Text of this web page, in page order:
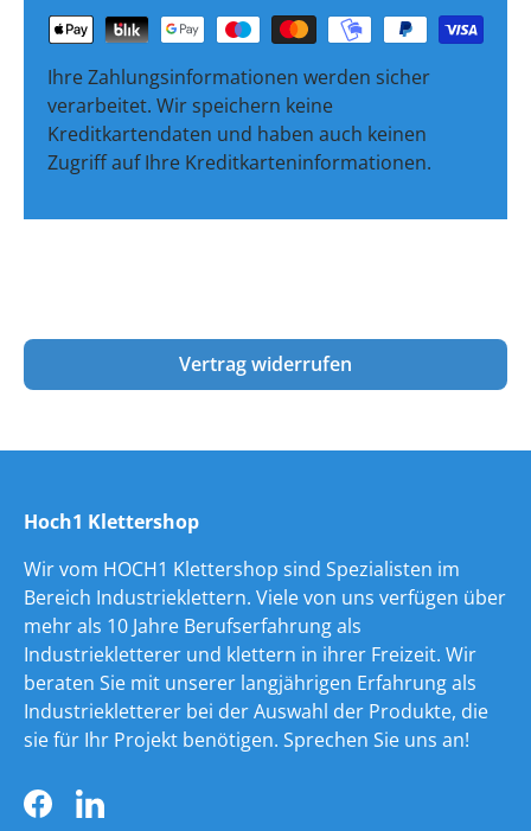
Ihre Zahlungsinformationen werden sicher
verarbeitet. Wir speichern keine
Kreditkartendaten und haben auch keinen
Zugriff auf Ihre Kreditkarteninformationen.
Vertrag widerrufen
Hoch1 Klettershop
Wir vom HOCH1 Klettershop sind Spezialisten im
Bereich Industrieklettern. Viele von uns verfügen über
mehr als 10 Jahre Berufserfahrung als
Industriekletterer und klettern in ihrer Freizeit. Wir
beraten Sie mit unserer langjährigen Erfahrung als
Industriekletterer bei der Auswahl der Produkte, die
sie für Ihr Projekt benötigen. Sprechen Sie uns an!
FacebookLinkedIn